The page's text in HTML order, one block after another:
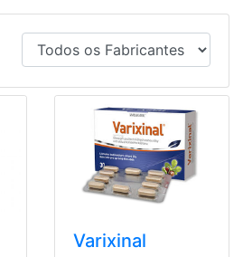
Varixinal